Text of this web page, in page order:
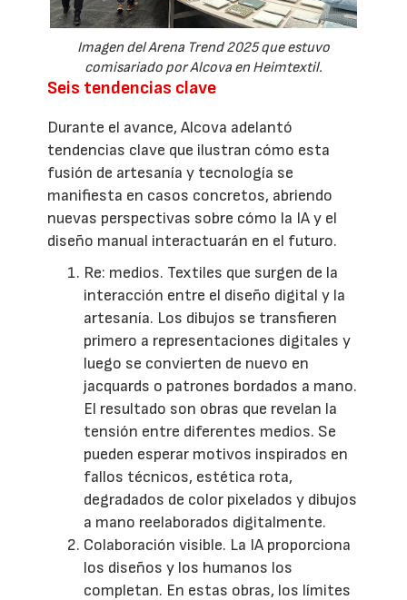
Imagen del Arena Trend 2025 que estuvo
comisariado por Alcova en Heimtextil.
Seis tendencias clave
Durante el avance, Alcova adelantó
tendencias clave que ilustran cómo esta
fusión de artesanía y tecnología se
manifiesta en casos concretos, abriendo
nuevas perspectivas sobre cómo la IA y el
diseño manual interactuarán en el futuro.
Re: medios. Textiles que surgen de la
interacción entre el diseño digital y la
artesanía. Los dibujos se transfieren
primero a representaciones digitales y
luego se convierten de nuevo en
jacquards o patrones bordados a mano.
El resultado son obras que revelan la
tensión entre diferentes medios. Se
pueden esperar motivos inspirados en
fallos técnicos, estética rota,
degradados de color pixelados y dibujos
a mano reelaborados digitalmente.
Colaboración visible. La IA proporciona
los diseños y los humanos los
completan. En estas obras, los límites